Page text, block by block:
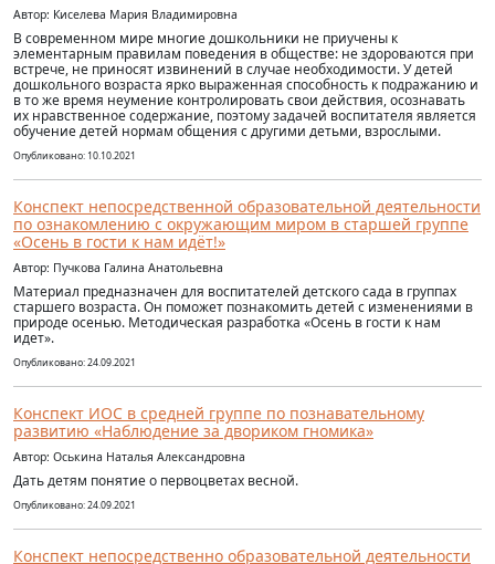
Автор: Киселева Мария Владимировна
В современном мире многие дошкольники не приучены к
элементарным правилам поведения в обществе: не здороваются при
встрече, не приносят извинений в случае необходимости. У детей
дошкольного возраста ярко выраженная способность к подражанию и
в то же время неумение контролировать свои действия, осознавать
их нравственное содержание, поэтому задачей воспитателя является
обучение детей нормам общения с другими детьми, взрослыми.
Опубликовано: 10.10.2021
Конспект непосредственной образовательной деятельности
по ознакомлению с окружающим миром в старшей группе
«Осень в гости к нам идёт!»
Автор: Пучкова Галина Анатольевна
Материал предназначен для воспитателей детского сада в группах
старшего возраста. Он поможет познакомить детей с изменениями в
природе осенью. Методическая разработка «Осень в гости к нам
идет».
Опубликовано: 24.09.2021
Конспект ИОС в средней группе по познавательному
развитию «Наблюдение за двориком гномика»
Автор: Оськина Наталья Александровна
Дать детям понятие о первоцветах весной.
Опубликовано: 24.09.2021
Конспект непосредственно образовательной деятельности